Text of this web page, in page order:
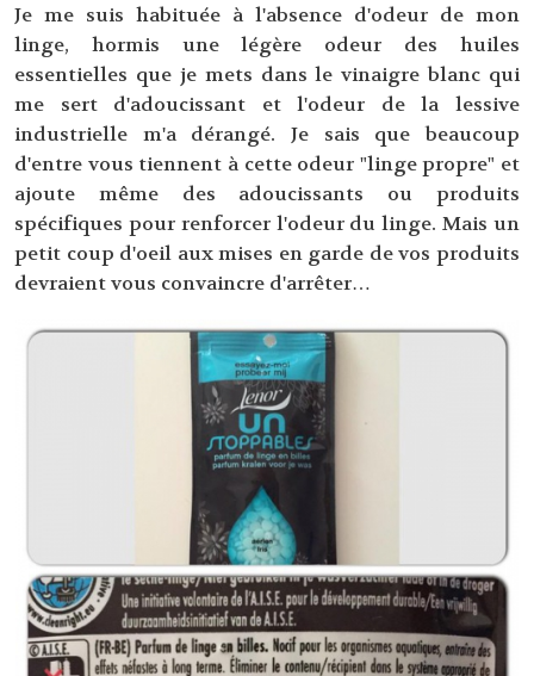
Je me suis habituée à l'absence d'odeur de mon
linge, hormis une légère odeur des huiles
essentielles que je mets dans le vinaigre blanc qui
me sert d'adoucissant et l'odeur de la lessive
industrielle m'a dérangé. Je sais que beaucoup
d'entre vous tiennent à cette odeur "linge propre" et
ajoute même des adoucissants ou produits
spécifiques pour renforcer l'odeur du linge. Mais un
petit coup d'oeil aux mises en garde de vos produits
devraient vous convaincre d'arrêter…